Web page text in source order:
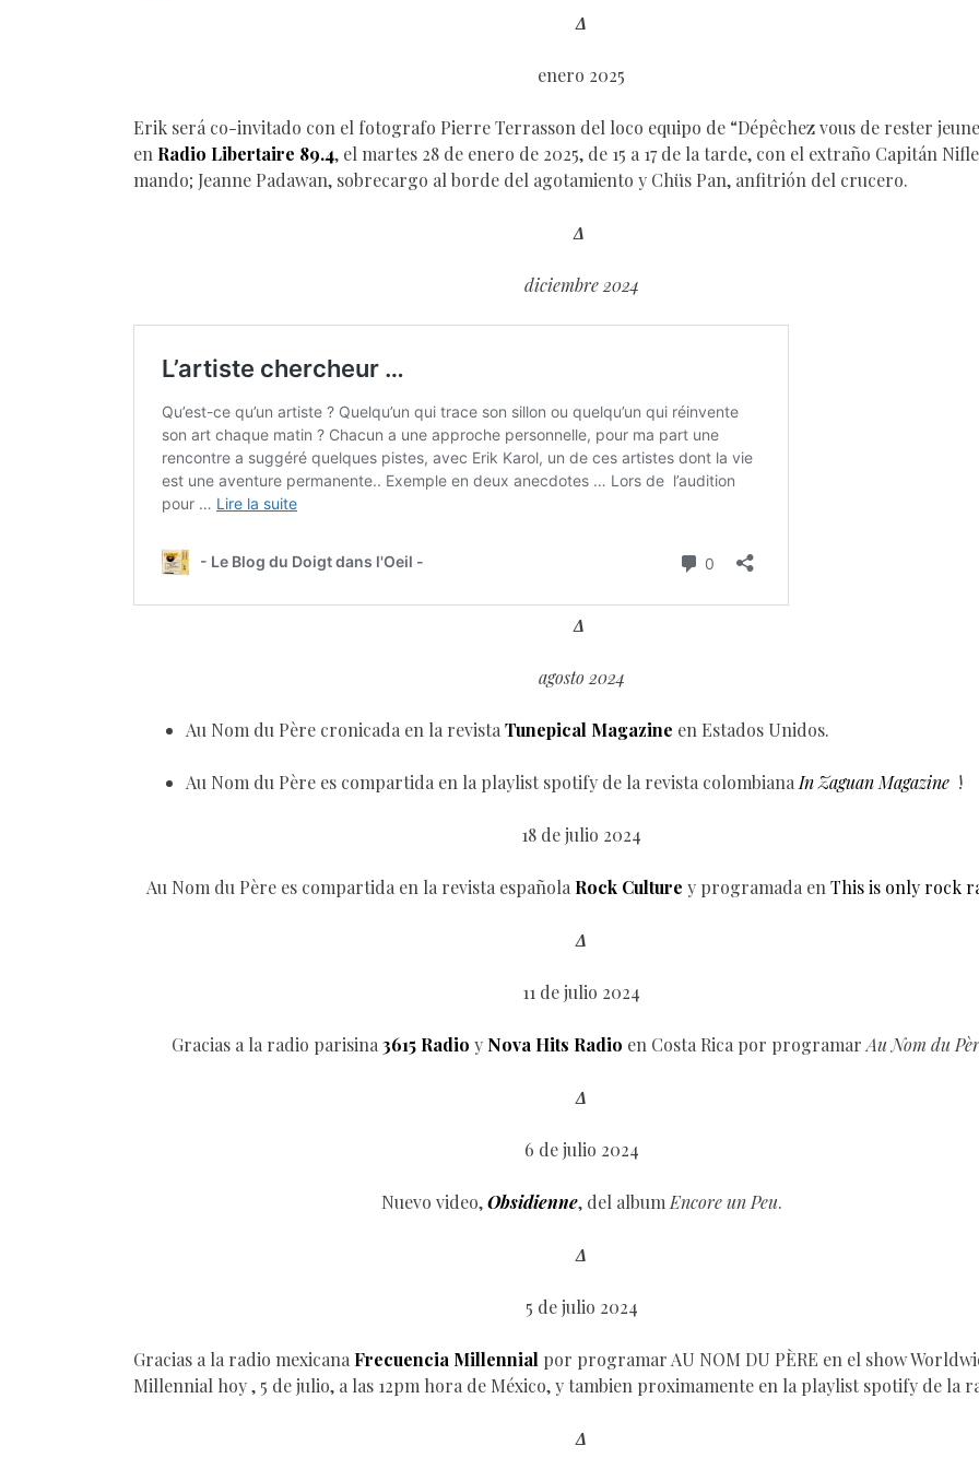
Δ
enero 2025
Erik será co-invitado con el fotografo Pierre Terrasson del loco equipo de “Dépêchez vous de rester
en Radio Libertaire 89.4, el martes 28 de enero de 2025, de 15 a 17 de la tarde, con el extraño Capitán
mando; Jeanne Padawan, sobrecargo al borde del agotamiento y Chüs Pan, anfitrión del crucero.
Δ
diciembre 2024
Δ
agosto 2024
Au Nom du Père cronicada en la revista Tunepical Magazine en Estados Unidos.
Au Nom du Père es compartida en la playlist spotify de la revista colombiana In Zaguan Magazine !
18 de julio 2024
Au Nom du Père es compartida en la revista española Rock Culture y programada en This is only rock
Δ
11 de julio 2024
Gracias a la radio parisina 3615 Radio y Nova Hits Radio en Costa Rica por programar Au Nom du
Δ
6 de julio 2024
Nuevo video,Obsidienne, del album Encore un Peu.
Δ
5 de julio 2024
Gracias a la radio mexicana Frecuencia Millennial por programar AU NOM DU PÈRE en el show
Millennial hoy , 5 de julio, a las 12pm hora de México, y tambien proximamente en la playlist spotify de la
Δ